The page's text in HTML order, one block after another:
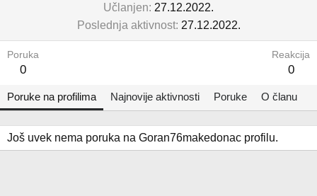
Učlanjen 27.12.2022.
Poslednja aktivnost 27.12.2022.
Poruka
0
Reakcija
0
Poruke na profilima Najnovije aktivnosti Poruke O članu
Još uvek nema poruka na Goran76makedonac profilu.